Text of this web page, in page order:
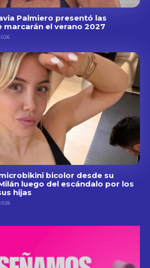
Palmiero presentó las
marcarán el verano 2027
bicolor desde su
luego del escándalo por los
hijas